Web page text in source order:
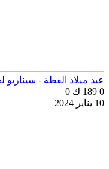
عيد ميلاد القطة - سيناريو
0 189 ك
0
10 يناير 2024